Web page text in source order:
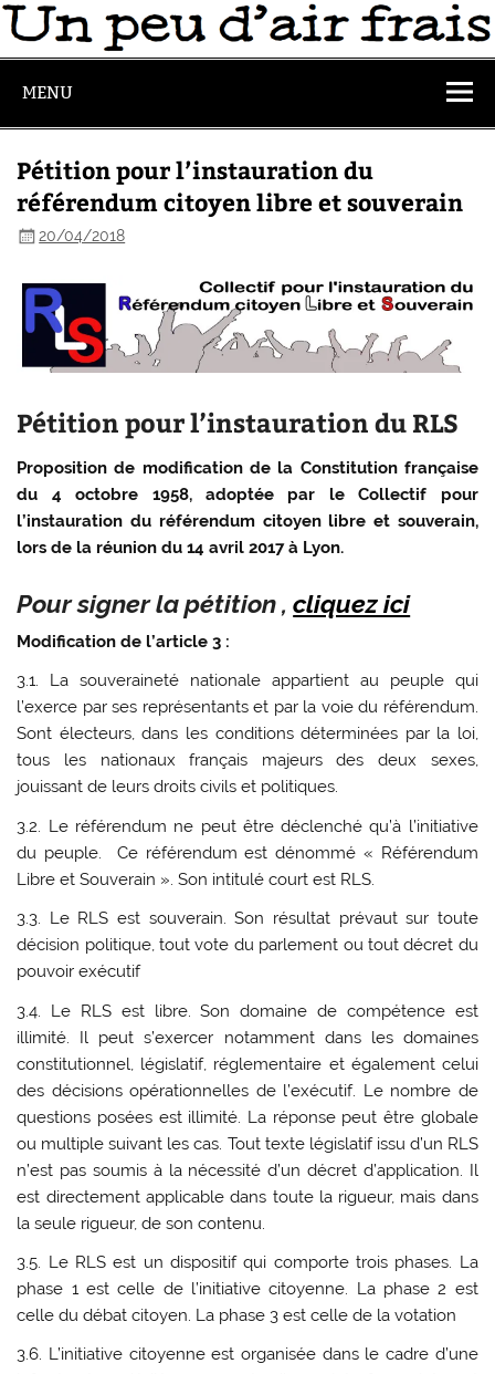
MENU
Pétition pour l’instauration du
référendum citoyen libre et souverain
20/04/2018
Pétition pour l’instauration du RLS
Proposition de modification de la Constitution française
du 4 octobre 1958, adoptée par le Collectif pour
l’instauration du référendum citoyen libre et souverain,
lors de la réunion du 14 avril 2017 à Lyon.
Pour signer la pétition,cliquez ici
Modification de l’article 3 :
3.1. La souveraineté nationale appartient au peuple qui
l’exerce par ses représentants et par la voie du référendum.
Sont électeurs, dans les conditions déterminées par la loi,
tous les nationaux français majeurs des deux sexes,
jouissant de leurs droits civils et politiques.
3.2. Le référendum ne peut être déclenché qu’à l’initiative
du peuple. Ce référendum est dénommé « Référendum
Libre et Souverain ». Son intitulé court est RLS.
3.3. Le RLS est souverain. Son résultat prévaut sur toute
décision politique, tout vote du parlement ou tout décret du
pouvoir exécutif
3.4. Le RLS est libre. Son domaine de compétence est
illimité. Il peut s’exercer notamment dans les domaines
constitutionnel, législatif, réglementaire et également celui
des décisions opérationnelles de l’exécutif. Le nombre de
questions posées est illimité. La réponse peut être globale
ou multiple suivant les cas. Tout texte législatif issu d’un RLS
n’est pas soumis à la nécessité d’un décret d’application. Il
est directement applicable dans toute la rigueur, mais dans
la seule rigueur, de son contenu.
3.5. Le RLS est un dispositif qui comporte trois phases. La
phase 1 est celle de l’initiative citoyenne. La phase 2 est
celle du débat citoyen. La phase 3 est celle de la votation
3.6. L’initiative citoyenne est organisée dans le cadre d’une